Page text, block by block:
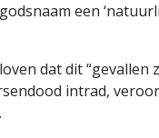
een
dat dit “gevallen
intrad,